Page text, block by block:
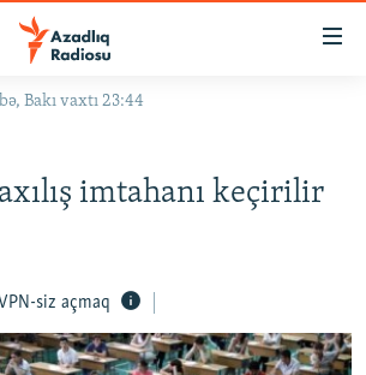
Bakı vaxtı 23:44
imtahanı keçirilir
siz açmaq